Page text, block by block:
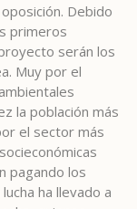
Debido
primeros
serán los
Muy por el
la población más
el sector más
pagando los
ha llevado a